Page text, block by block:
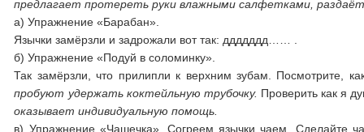
предлагает протереть руки влажными салфетками, раздаёт
а) Упражнение «Барабан».
Язычки замёрзли и задрожали вот так: ддддддд…… .
б) Упражнение «Подуй в соломинку».
Так замёрзли, что прилипли к верхним зубам. Посмотрите,
пробуют удержать коктейльную трубочку. Проверить как я
оказывает индивидуальную помощь.
в) Упражнение «Чашечка». Согреем язычки чаем. Сделайте